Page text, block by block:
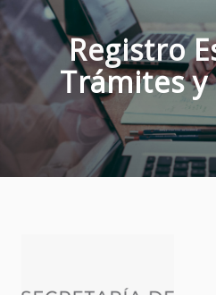
Registro
Trámites y